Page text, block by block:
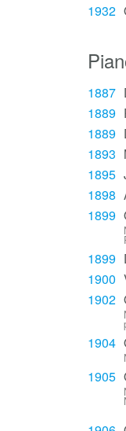
1932
1887
1889
1889
1893
1895
1898
1899
1899
1900
1902
1904
1905